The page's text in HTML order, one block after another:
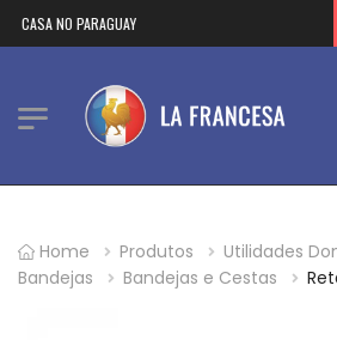
CASA NO PARAGUAY
Home Produtos
Utilidades
Bandejas
Bandejas e Cestas